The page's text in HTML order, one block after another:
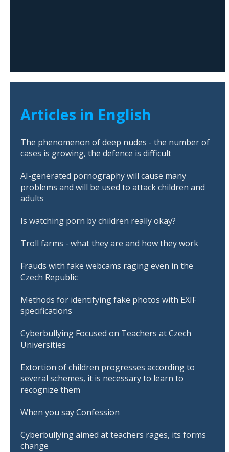
Articles in English
The phenomenon of deep nudes - the number of
cases is growing, the defence is difficult
AI-generated pornography will cause many
problems and will be used to attack children and
adults
Is watching porn by children really okay?
Troll farms - what they are and how they work
Frauds with fake webcams raging even in the
Czech Republic
Methods for identifying fake photos with EXIF
specifications
Cyberbullying Focused on Teachers at Czech
Universities
Extortion of children progresses according to
several schemes, it is necessary to learn to
recognize them
When you say Confession
Cyberbullying aimed at teachers rages, its forms
change